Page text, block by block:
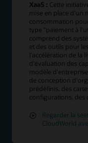
XaaS : Cette
mise en place d'un
consommation
type "paiement à
comprend des
et des outils pour
l'accélération de la
d'évaluation des
modèle
de conception
prédéfinis, des
configurations, des
Regarder la
CloudWorld